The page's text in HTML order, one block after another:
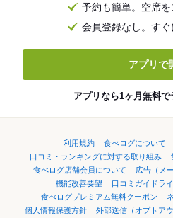
予約も簡単。空席
会員登録なし。す
アプリで
アプリなら1ヶ月無料で
利用規約 食べログについて
口コミ・ランキングに対する取り組み
食べログ店舗会員について
広告（メ
機能改善要望
口コミガイドラ
食べログプレミアム無料クーポン
個人情報保護方針
外部送信（オプトアウ